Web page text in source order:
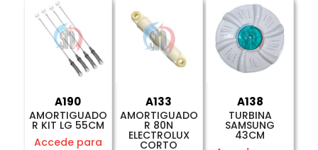
A190
AMORTIGUADO
R KIT LG 55CM
Accede para
A133
AMORTIGUADO
R 80N
ELECTROLUX
CORTO
A138
TURBINA
SAMSUNG
43CM